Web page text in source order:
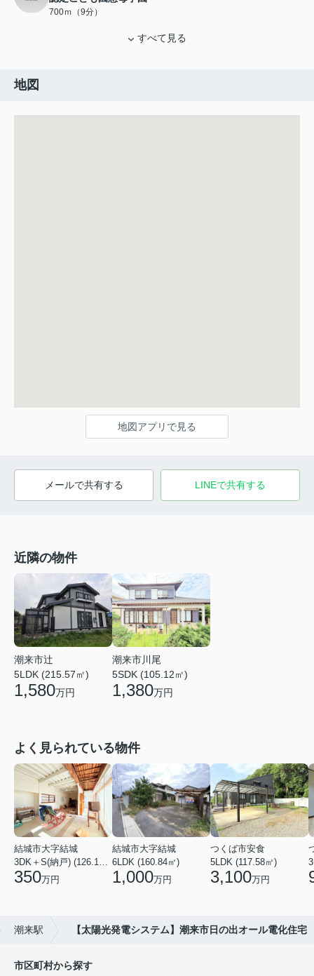
700ｍ（9分）
すべて見る
地図
地図アプリで見る
メールで共有する LINEで共有する
近隣の物件
潮来市辻
5LDK (215.57㎡)
1,580万円
潮来市川尾
5SDK (105.12㎡)
1,380万円
よく見られている物件
結城市大字結城
3DK＋S(納戸) (126.19㎡)
350万円
結城市大字結城
6LDK (160.84㎡)
1,000万円
つくば市安食
5LDK (117.58㎡)
3,100万円
潮来駅 【太陽光発電システム】潮来市日の出オール電化住宅
市区町村から探す